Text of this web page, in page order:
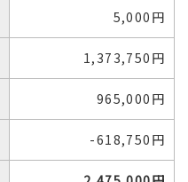
5,000円
1,373,750円
965,000円
-618,750円